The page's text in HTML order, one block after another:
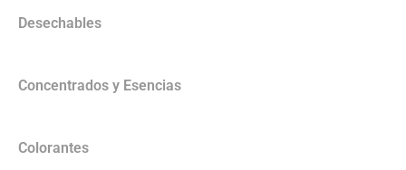
Desechables
Concentrados y Esencias
Colorantes